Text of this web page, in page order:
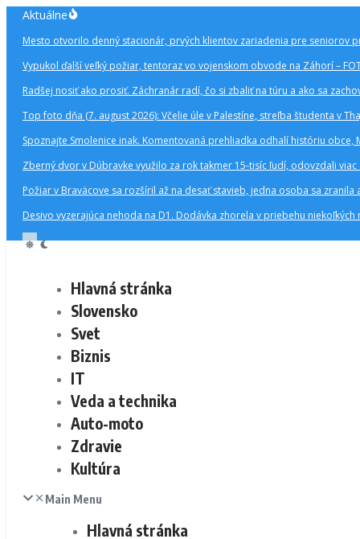
Preskočiť
obsah
Aktuálne
Mesto otvorilo denný stacionár, prvých klientov zariadenia pre seniorov
Vypukol ďalší veľký požiar, tentoraz vo vojenskom obvode na Záhorí –
Radšej nosiť ako prosiť. Záchranár radí, čo si zbaliť na túru a ako sa
Top foto dňa (7. august 2026): Včelie úle v Palestíne, streľba študenta v
Spoznajte Smolenice inak. Komentovaná prehliadka odhalí históriu obce,
Zberný dvor v Dúbravke využilo za rok takmer 15-tisíc ľudí, odovzdali
Požiar v Braväcove sa rozšíril až na desať stavieb, jedna osoba sa
Desivo vyzerajúca nehoda na D1. Dodávka zhorela v priebehu
Hlavná stránka
Slovensko
Svet
Biznis
IT
Veda a technika
Auto-moto
Zdravie
Kultúra
Main Menu
Hlavná stránka